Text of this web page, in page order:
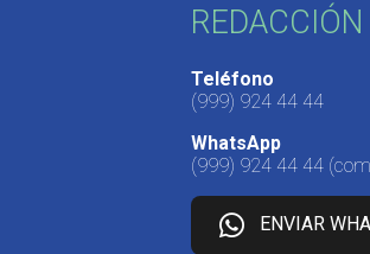
Teléfono
(999) 924 44 44
WhatsApp
(999) 924 44 44
ENVIAR